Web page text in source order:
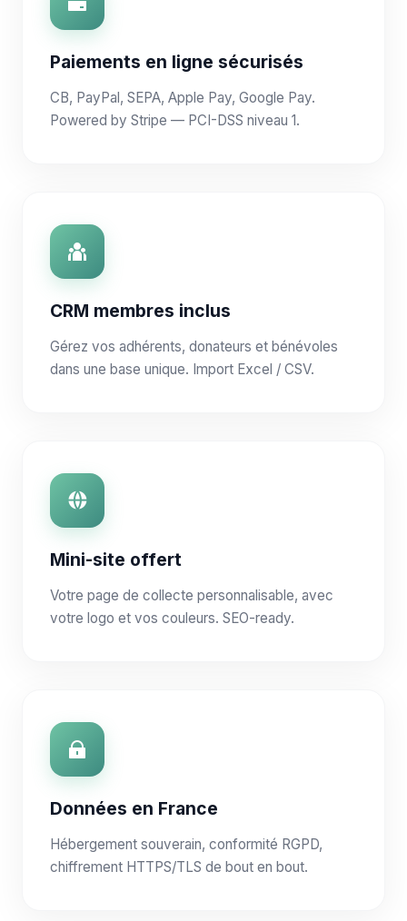
Paiements en ligne sécurisés
CB, PayPal, SEPA, Apple Pay, Google Pay.
Powered by Stripe — PCI-DSS niveau 1.
CRM membres inclus
Gérez vos adhérents, donateurs et bénévoles
dans une base unique. Import Excel / CSV.
Mini-site offert
Votre page de collecte personnalisable, avec
votre logo et vos couleurs. SEO-ready.
Données en France
Hébergement souverain, conformité RGPD,
chiffrement HTTPS/TLS de bout en bout.